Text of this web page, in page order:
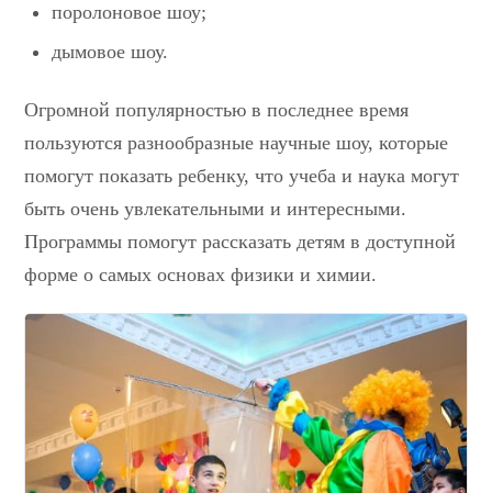
поролоновое шоу;
дымовое шоу.
Огромной популярностью в последнее время
пользуются разнообразные научные шоу, которые
помогут показать ребенку, что учеба и наука могут
быть очень увлекательными и интересными.
Программы помогут рассказать детям в доступной
форме о самых основах физики и химии.